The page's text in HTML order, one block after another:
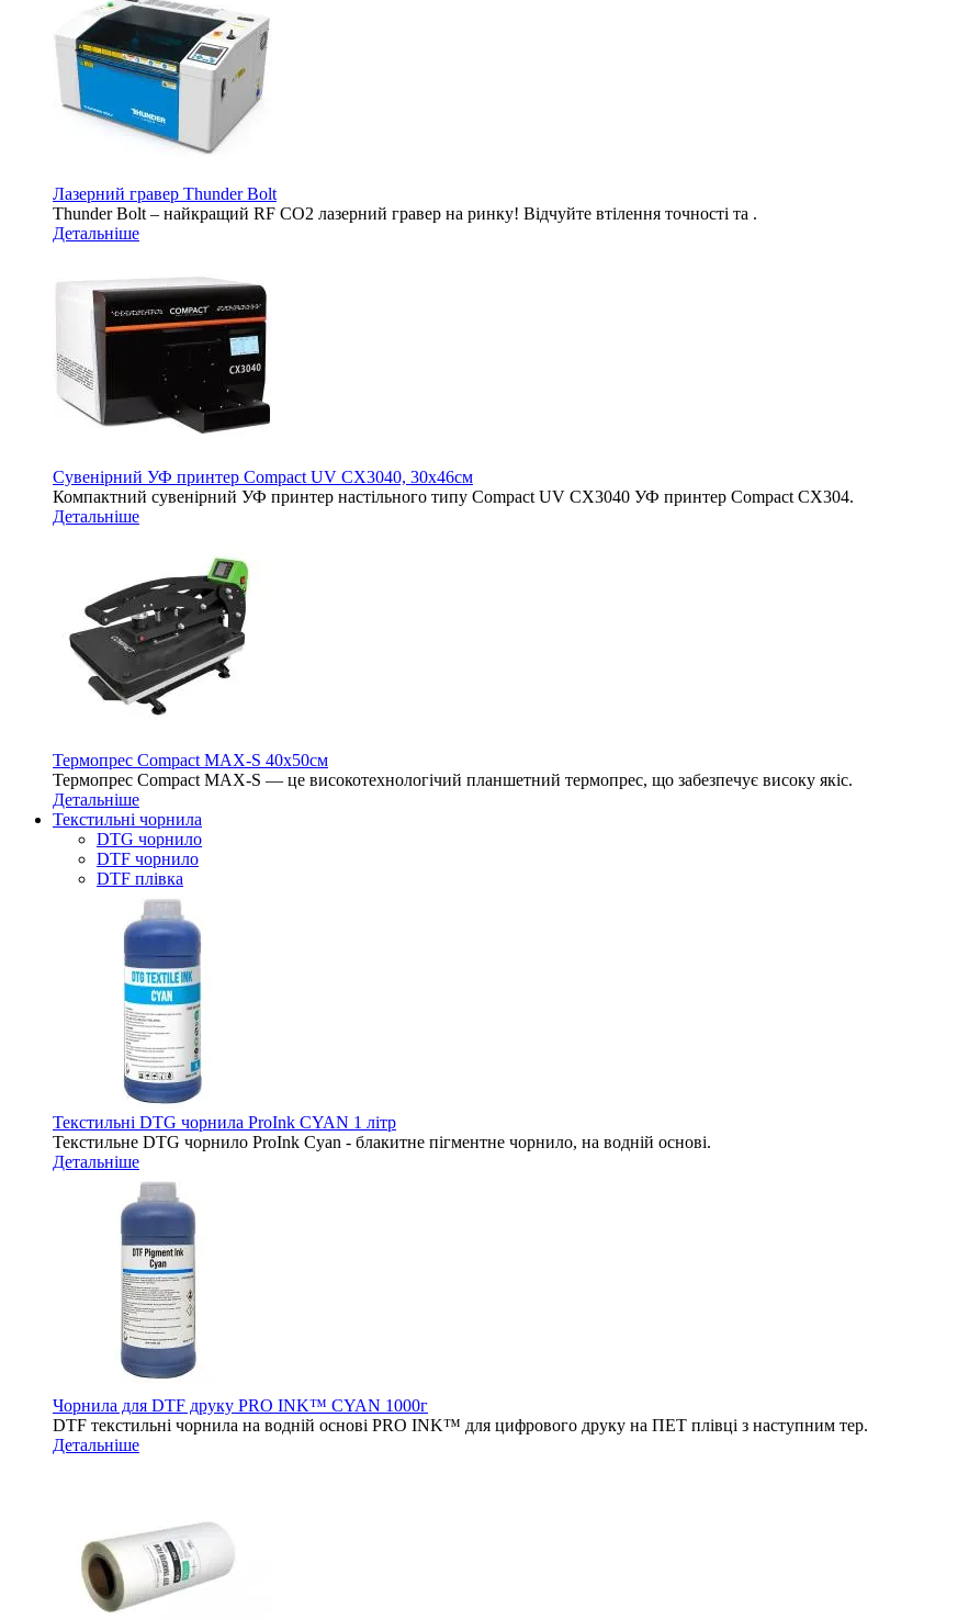
Лазерний гравер Thunder Bolt
Thunder Bolt – найкращий RF CO2 лазерний гравер на ринку! Відчуйте втілення точності та .
Детальніше
Сувенірний УФ принтер Compact UV CX3040, 30х46см
Компактний сувенірний УФ принтер настільного типу Compact UV CX3040 УФ принтер Compact CX304.
Детальніше
Термопрес Compact MAX-S 40х50см
Термопрес Compact MAX-S — це високотехнологічий планшетний термопрес, що забезпечує високу якіс.
Детальніше
Текстильні чорнила
DTG чорнило
DTF чорнило
DTF плівка
Текстильні DTG чорнила ProInk CYAN 1 літр
Текстильне DTG чорнило ProInk Cyan - блакитне пігментне чорнило, на водній основі.
Детальніше
Чорнила для DTF друку PRO INK™ CYAN 1000г
DTF текстильні чорнила на водній основі PRO INK™ для цифрового друку на ПЕТ плівці з наступним тер.
Детальніше